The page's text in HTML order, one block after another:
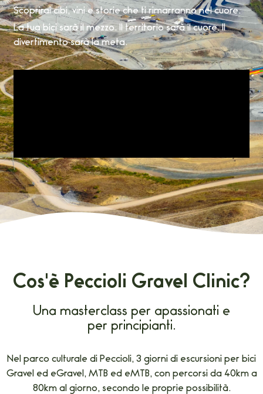
Scoprirai cibi, vini e storie che ti rimarranno nel cuore.
La tua bici sarà il mezzo. Il territorio sarà il cuore. Il
divertimento sarà la meta.
Cos'è Peccioli Gravel Clinic?
Una masterclass per apassionati e
per principianti.
Nel parco culturale di Peccioli, 3 giorni di escursioni per bici
Gravel ed eGravel, MTB ed eMTB, con percorsi da 40km a
80km al giorno, secondo le proprie possibilità.